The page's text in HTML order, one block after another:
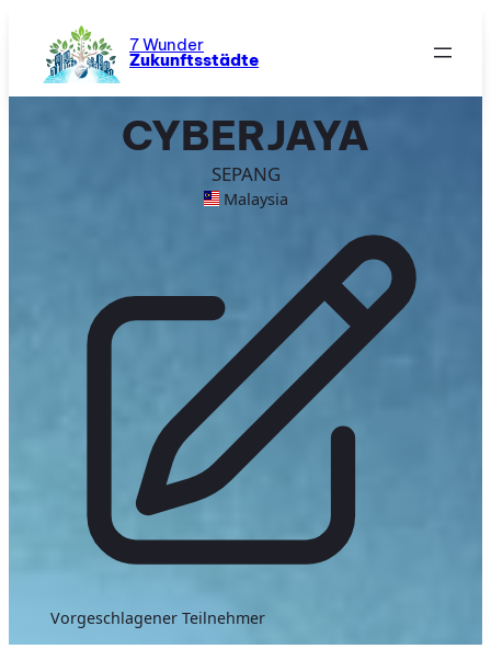
Inhalt
springen
7 Wunder
Zukunftsstädte
CYBERJAYA
SEPANG
Malaysia
Vorgeschlagener Teilnehmer